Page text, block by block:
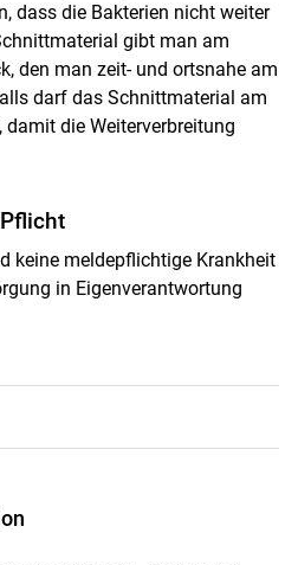
dass die Bakterien nicht weiter
gibt man am
den man zeit- und ortsnahe am
darf das Schnittmaterial am
damit die Weiterverbreitung
keine meldepflichtige Krankheit
in Eigenverantwortung